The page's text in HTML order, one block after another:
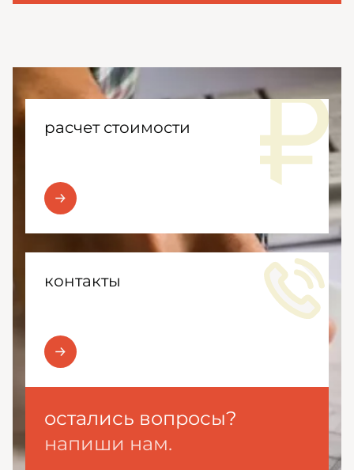
расчет стоимости
контакты
остались вопросы?
напиши нам.